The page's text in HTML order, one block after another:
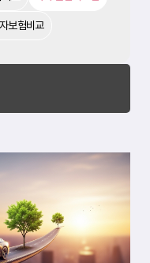
보험비교